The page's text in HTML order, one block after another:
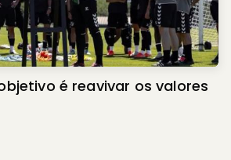
é reavivar os valores